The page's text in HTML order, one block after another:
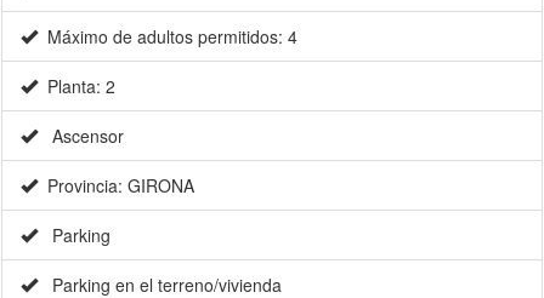
Máximo de adultos permitidos: 4
Planta: 2
Ascensor
Provincia: GIRONA
Parking
Parking en el terreno/vivienda